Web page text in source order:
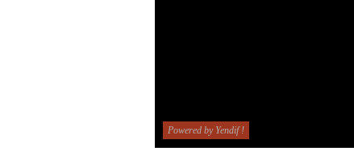
Powered by Yendif !